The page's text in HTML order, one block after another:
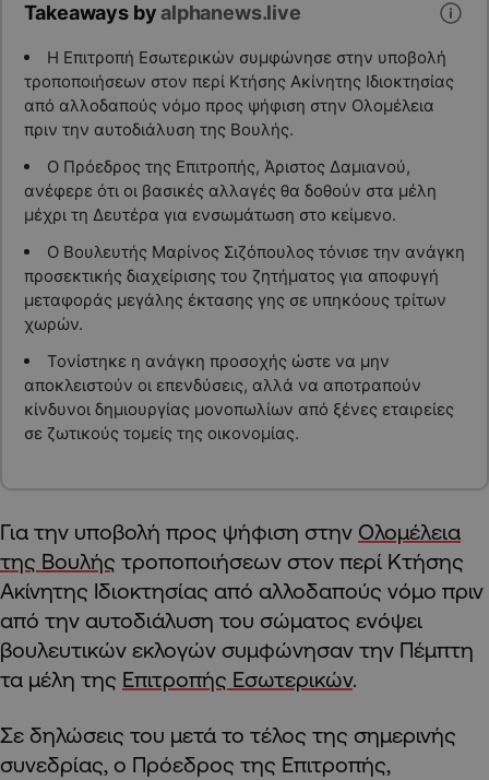
Takeaways byalphanews.live
Η Επιτροπή Εσωτερικών συμφώνησε στην υποβολή
τροποποιήσεων στον περί Κτήσης Ακίνητης Ιδιοκτησίας
από αλλοδαπούς νόμο προς ψήφιση στην Ολομέλεια
πριν την αυτοδιάλυση της Βουλής.
Ο Πρόεδρος της Επιτροπής, Άριστος Δαμιανού,
ανέφερε ότι οι βασικές αλλαγές θα δοθούν στα μέλη
μέχρι τη Δευτέρα για ενσωμάτωση στο κείμενο.
Ο Βουλευτής Μαρίνος Σιζόπουλος τόνισε την ανάγκη
προσεκτικής διαχείρισης του ζητήματος για αποφυγή
μεταφοράς μεγάλης έκτασης γης σε υπηκόους τρίτων
χωρών.
Τονίστηκε η ανάγκη προσοχής ώστε να μην
αποκλειστούν οι επενδύσεις, αλλά να αποτραπούν
κίνδυνοι δημιουργίας μονοπωλίων από ξένες εταιρείες
σε ζωτικούς τομείς της οικονομίας.
Για την υποβολή προς ψήφιση στην Ολομέλεια
της Βουλής τροποποιήσεων στον περί Κτήσης
Ακίνητης Ιδιοκτησίας από αλλοδαπούς νόμο πριν
από την αυτοδιάλυση του σώματος ενόψει
βουλευτικών εκλογών συμφώνησαν την Πέμπτη
τα μέλη της Επιτροπής Εσωτερικών.
Σε δηλώσεις του μετά το τέλος της σημερινής
συνεδρίας, ο Πρόεδρος της Επιτροπής,